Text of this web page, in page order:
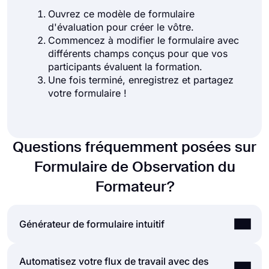
Ouvrez ce modèle de formulaire
d'évaluation pour créer le vôtre.
Commencez à modifier le formulaire avec
différents champs conçus pour que vos
participants évaluent la formation.
Une fois terminé, enregistrez et partagez
votre formulaire !
Questions fréquemment posées sur
Formulaire de Observation du
Formateur?
Générateur de formulaire intuitif
Créez facilement des formulaires en ligne,
Automatisez votre flux de travail avec des